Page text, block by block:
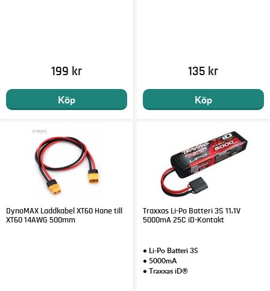
199 kr
Köp
135 kr
Köp
DynoMAX Laddkabel XT60 Hane till
XT60 14AWG 500mm
Traxxas Li-Po Batteri 3S 11,1V
5000mA 25C iD-Kontakt
• Li-Po Batteri 3S
• 5000mA
• Traxxas iD®